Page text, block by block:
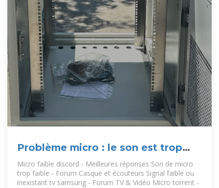
Problème micro : le son est trop
faible [Résolu]
Micro faible discord - Meilleures réponses Son de micro
trop faible - Forum Casque et écouteurs Signal faible ou
inexistant tv samsung - Forum TV & Vidéo Micro torrent -